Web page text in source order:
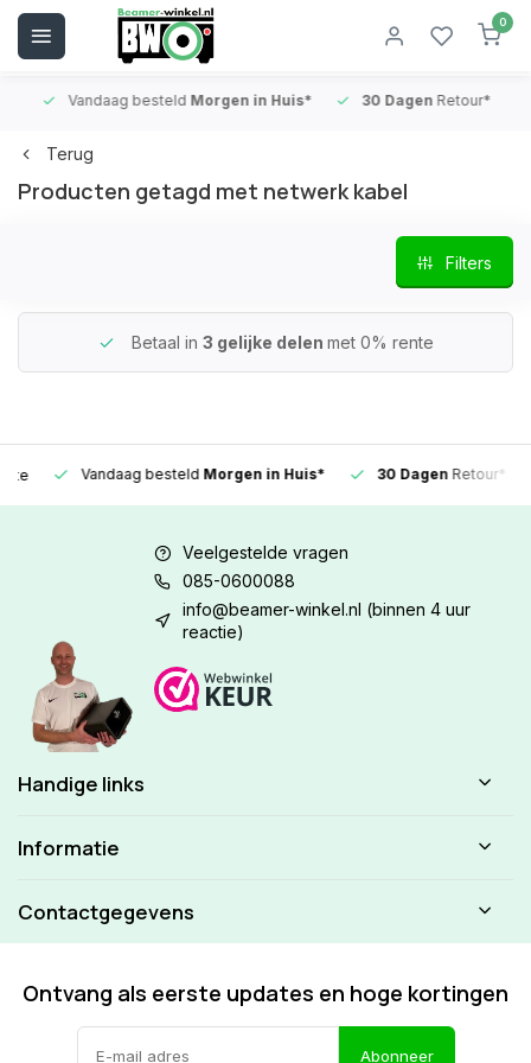
0
Vandaag besteldMorgen in Huis* 30 DagenRetour*
Terug
Producten getagd met netwerk kabel
Filters
Betaal in 3 gelijke delen met 0% rente
Vandaag besteldMorgen in Huis* 30 DagenRetour*
Veelgestelde vragen
085-0600088
info@beamer-winkel.nl (binnen 4 uur
reactie)
Handige links
Informatie
Contactgegevens
Ontvang als eerste updates en hoge kortingen
Abonneer